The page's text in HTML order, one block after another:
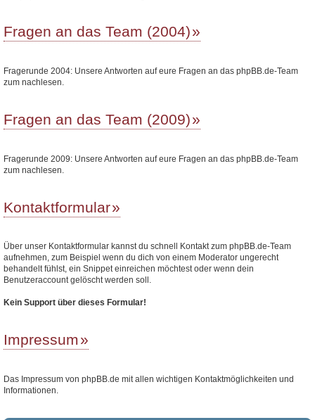
Fragen an das Team (2004)
Fragerunde 2004: Unsere Antworten auf eure Fragen an das phpBB.de-Team
zum nachlesen.
Fragen an das Team (2009)
Fragerunde 2009: Unsere Antworten auf eure Fragen an das phpBB.de-Team
zum nachlesen.
Kontaktformular
Über unser Kontaktformular kannst du schnell Kontakt zum phpBB.de-Team
aufnehmen, zum Beispiel wenn du dich von einem Moderator ungerecht
behandelt fühlst, ein Snippet einreichen möchtest oder wenn dein
Benutzeraccount gelöscht werden soll.
Kein Support über dieses Formular!
Impressum
Das Impressum von phpBB.de mit allen wichtigen Kontaktmöglichkeiten und
Informationen.